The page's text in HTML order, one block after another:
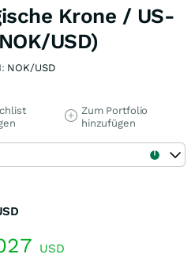
Krone / US-
USD)
NOK/USD
Zum Portfolio
hinzufügen
USD